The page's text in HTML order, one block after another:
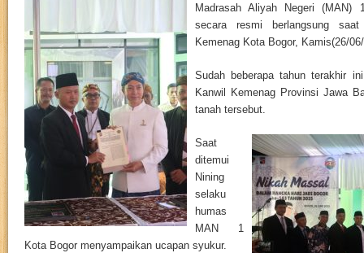
Madrasah Aliyah Negeri (MAN)
secara resmi berlangsung
Kemenag Kota Bogor, Kamis(26/
Sudah beberapa tahun terakhir
Kanwil Kemenag Provinsi Jawa
tanah tersebut.
Saat
ditemui
Nining
selaku
humas
MAN 1
Kota Bogor menyampaikan ucapan syukur.